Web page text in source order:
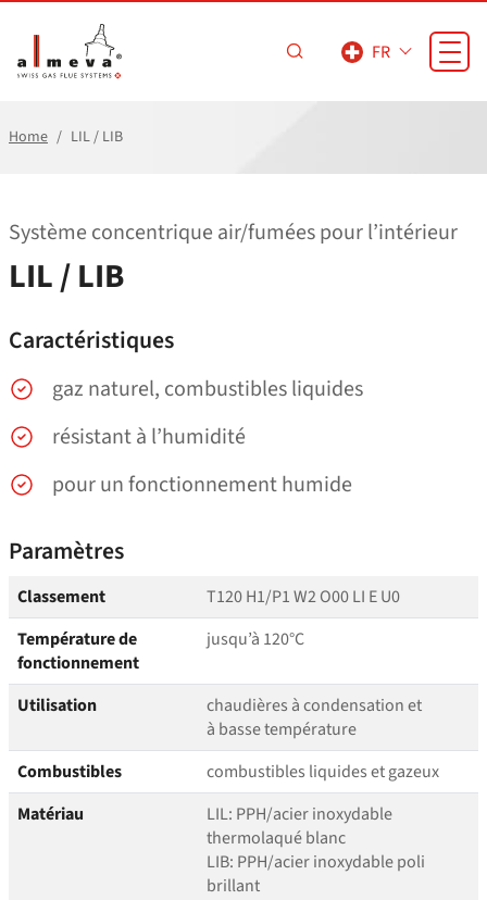
FR
Home LIL / LIB
Système concentrique air/​fumées pour l’intérieur
LIL / LIB
Caractéristiques
gaz naturel, combustibles liquides
résistant à l’humidité
pour un fonctionnement humide
Paramètres
Classement
T120 H1/P1 W2 O00 LI E U0
Température de
fonctionnement
jusqu’à 120°C
Utilisation
chaudières à condensation et
à basse température
Combustibles
combustibles liquides et gazeux
Matériau
LIL: PPH/​acier inoxydable
thermolaqué blanc
LIB: PPH/​acier inoxydable poli
brillant